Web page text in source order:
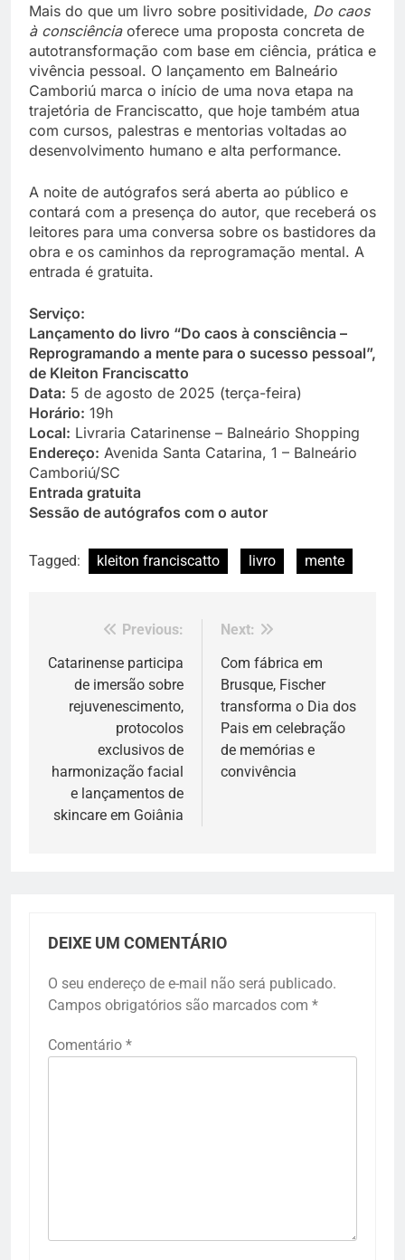
Mais do que um livro sobre positividade, Do caos
à consciênciaoferece uma proposta concreta de
autotransformação com base em ciência, prática e
vivência pessoal. O lançamento em Balneário
Camboriú marca o início de uma nova etapa na
trajetória de Franciscatto, que hoje também atua
com cursos, palestras e mentorias voltadas ao
desenvolvimento humano e alta performance.
A noite de autógrafos será aberta ao público e
contará com a presença do autor, que receberá os
leitores para uma conversa sobre os bastidores da
obra e os caminhos da reprogramação mental. A
entrada é gratuita.
Serviço:
Lançamento do livro “Do caos à consciência –
Reprogramando a mente para o sucesso pessoal”,
de Kleiton Franciscatto
Data: 5 de agosto de 2025 (terça-feira)
Horário: 19h
Local: Livraria Catarinense – Balneário Shopping
Endereço: Avenida Santa Catarina, 1 – Balneário
Camboriú/SC
Entrada gratuita
Sessão de autógrafos com o autor
Tagged: kleiton franciscatto livro mente
Navegação
de
Post
Previous:
Catarinense participa
de imersão sobre
rejuvenescimento,
protocolos
exclusivos de
harmonização facial
e lançamentos de
skincare em Goiânia
Next:
Com fábrica em
Brusque, Fischer
transforma o Dia dos
Pais em celebração
de memórias e
convivência
DEIXE UM COMENTÁRIO
O seu endereço de e-mail não será publicado.
Campos obrigatórios são marcados com *
Comentário *